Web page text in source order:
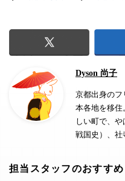
Dyson 尚子
京都出身のフ
本各地を移住
しい町で、
戦国史）、社
担当スタッフのおすすめ